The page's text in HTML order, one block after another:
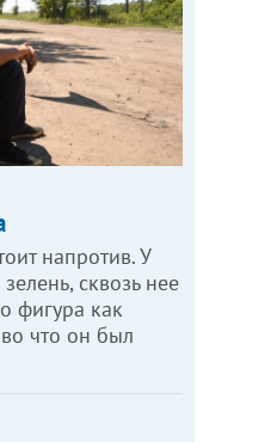
напротив. У
сквозь нее
фигура как
что он был